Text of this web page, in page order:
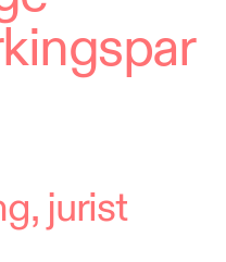
jurist